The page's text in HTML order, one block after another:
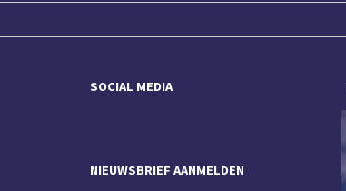
SOCIAL MEDIA
NIEUWSBRIEF AANMELDEN